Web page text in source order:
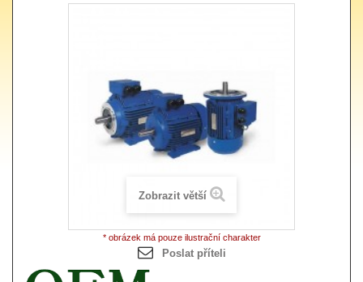
Zobrazit větší
* obrázek má pouze ilustrační charakter
Poslat příteli